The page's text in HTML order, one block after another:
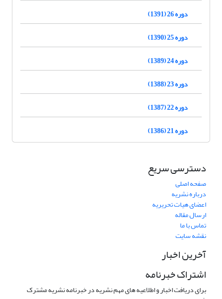
دوره 26 (1391)
دوره 25 (1390)
دوره 24 (1389)
دوره 23 (1388)
دوره 22 (1387)
دوره 21 (1386)
دسترسی سریع
صفحه اصلی
درباره نشریه
اعضای هیات تحریریه
ارسال مقاله
تماس با ما
نقشه سایت
آخرین اخبار
اشتراک خبرنامه
برای دریافت اخبار و اطلاعیه های مهم نشریه در خبرنامه نشریه مشترک